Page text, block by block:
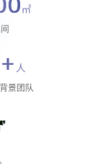
和细胞肉等领域的
㎡
+ 人
景团队